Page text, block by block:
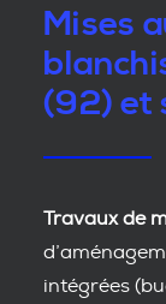
Mises
(92) et
Travaux de
intégrées